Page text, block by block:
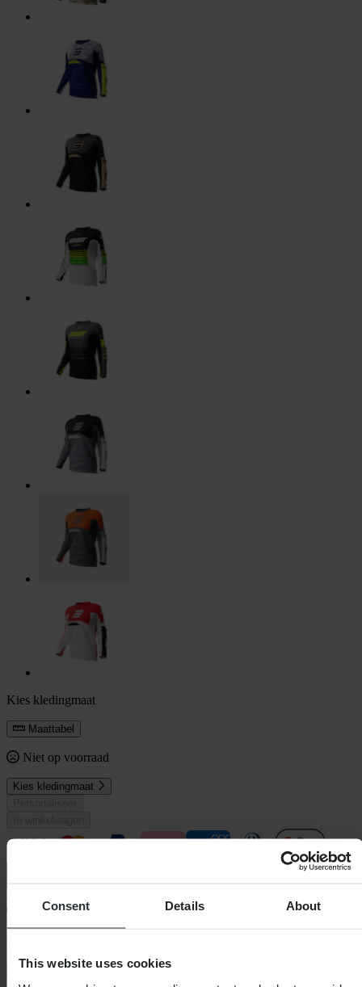
Consent Details About
This website uses cookies
Kies kledingmaat
Maattabel
Niet op voorraad
Kies kledingmaat
Waarom kan dit niet worden geretourneerd?